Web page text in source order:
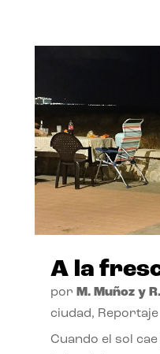
A la
por M. Muñoz y
ciudad, Reportaje
Cuando el sol